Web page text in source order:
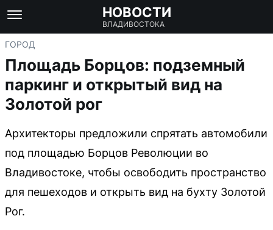
НОВОСТИ
ВЛАДИВОСТОКА
ГОРОД
Площадь Борцов: подземный
паркинг и открытый вид на
Золотой рог
Архитекторы предложили спрятать автомобили
под площадью Борцов Революции во
Владивостоке, чтобы освободить пространство
для пешеходов и открыть вид на бухту Золотой
Рог.